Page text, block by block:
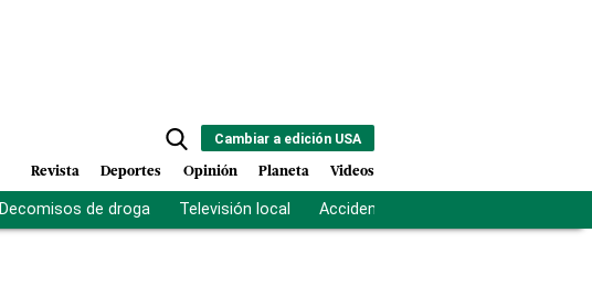
Cambiar a edición USA
Revista Deportes Opinión Planeta Videos
Decomisos de droga Televisión local Accidente Los Ríos